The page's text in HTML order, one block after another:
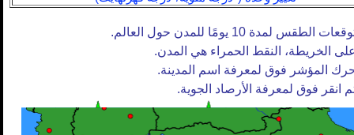
الطقس لمدة 10 يومًا للمدن حول العالم.
الخريطة، النقط الحمراء هي المدن.
المؤشر فوق لمعرفة اسم المدينة.
انقر فوق لمعرفة الأرصاد الجوية.